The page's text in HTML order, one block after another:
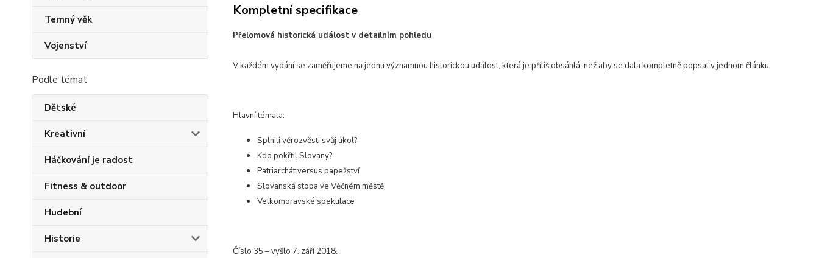
Temný věk
Vojenství
Podle témat
Dětské
Kreativní
Háčkování je radost
Fitness & outdoor
Hudební
Historie
Kompletní specifikace
Přelomová historická událost v detailním pohledu
V každém vydání se zaměřujeme na jednu významnou historickou událost, která je příliš obsáhlá, než aby se dala kompletně popsat v jednom článku.
Hlavní témata:
Splnili věrozvěsti svůj úkol?
Kdo pokřtil Slovany?
Patriarchát versus papežství
Slovanská stopa ve Věčném městě
Velkomoravské spekulace
Číslo 35 – vyšlo 7. září 2018.